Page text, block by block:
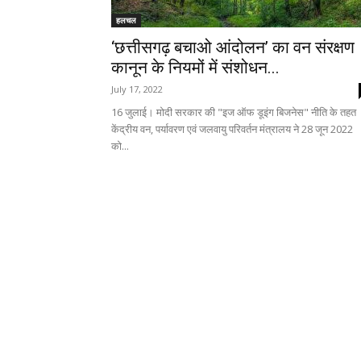
हलचल
‘छत्तीसगढ़ बचाओ आंदोलन’ का वन संरक्षण
कानून के नियमों में संशोधन...
July 17, 2022
16 जुलाई। मोदी सरकार की "इज ऑफ डूइंग बिजनेस" नीति के तहत
केंद्रीय वन, पर्यावरण एवं जलवायु परिवर्तन मंत्रालय ने 28 जून 2022
को...